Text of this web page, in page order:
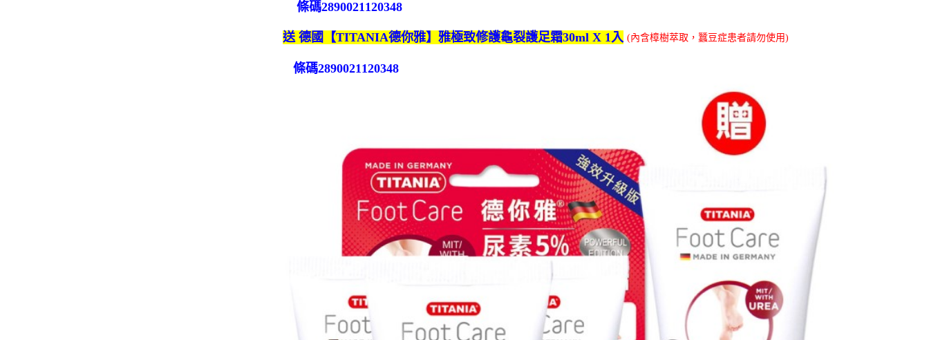
條碼2890021120348
送 德國【TITANIA德你雅】雅極致修護龜裂護足霜30ml X 1入 (內含樟樹萃取，蠶豆症患者請勿使用)
條碼2890021120348